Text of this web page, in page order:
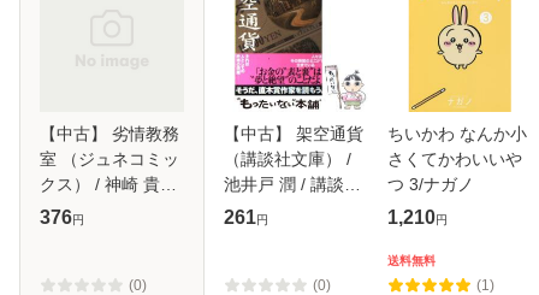
【中古】 劣情教務
室 （ジュネコミッ
クス） / 神崎 貴至
/ マガジン・マガジ
376円
(0)
【中古】 架空通貨
（講談社文庫） /
池井戸 潤 / 講談社
[文庫]【メール便送
261円
(0)
ちいかわ なんか小
さくてかわいいや
つ 3/ナガノ
1,210円
送料無料
(1)